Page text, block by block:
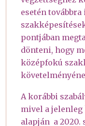
esetén
pontjában
dönteni, hogy
középfokú
A korábbi
mivel a
alapján a 2020.